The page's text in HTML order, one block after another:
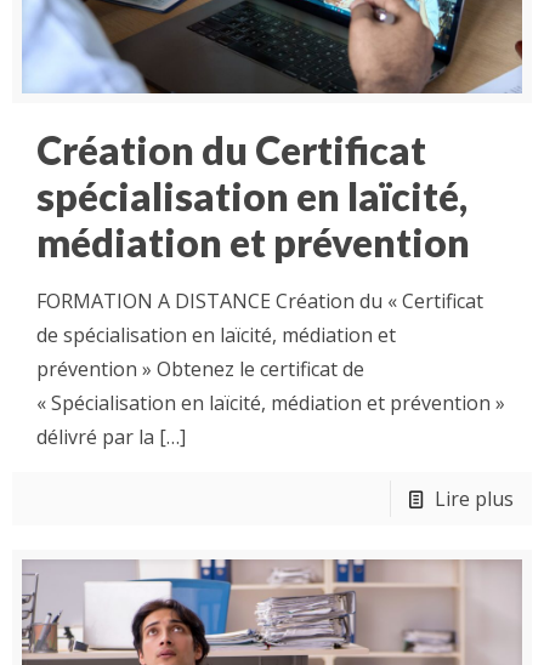
Création du Certificat
spécialisation en laïcité,
médiation et prévention
FORMATION A DISTANCE Création du « Certificat
de spécialisation en laïcité, médiation et
prévention » Obtenez le certificat de
« Spécialisation en laïcité, médiation et prévention »
délivré par la […]
Lire plus